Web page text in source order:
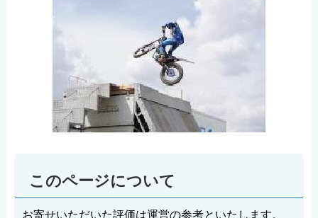
このページについて
お寄せいただいた評価は運営の参考といたします。